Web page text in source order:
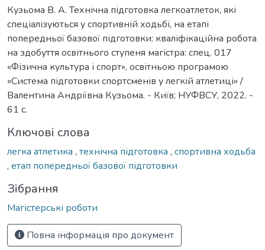
Кузьома В. А. Технічна підготовка легкоатлеток, які
спеціалізуються у спортивній ходьбі, на етапі
попередньої базової підготовки: кваліфікаційна робота
на здобуття освітнього ступеня магістра: спец. 017
«Фізична культура і спорт», освітньою програмою
«Система підготовки спортсменів у легкій атлетиці» /
Валентина Андріївна Кузьома. - Київ; НУФВСУ, 2022. -
61 с.
Ключові слова
легка атлетика , технічна підготовка , спортивна ходьба
, етап попередньої базової підготовки
Зібрання
Магістерські роботи
Повна інформація про документ